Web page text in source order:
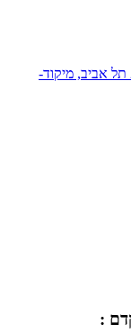
רח' יגאל אלון 94, מגדל אלון 2, קומה 29 תל אביב, מיקוד-
: